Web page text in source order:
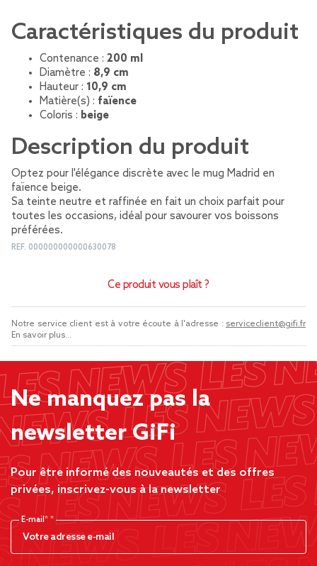
Caractéristiques du produit
Contenance : 200 ml
Diamètre : 8,9 cm
Hauteur : 10,9 cm
Matière(s) : faïence
Coloris : beige
Description du produit
Optez pour l'élégance discrète avec le mug Madrid en
faïence beige.
Sa teinte neutre et raffinée en fait un choix parfait pour
toutes les occasions, idéal pour savourer vos boissons
préférées.
REF. 000000000000630078
Ce produit vous plaît ?
Notre service client est à votre écoute à l'adresse : serviceclient@gifi.fr
En savoir plus...
Ne manquez pas la
newsletter GiFi
Pour être informé des nouveautés et des offres
privées, inscrivez-vous à la newsletter
E-mail*